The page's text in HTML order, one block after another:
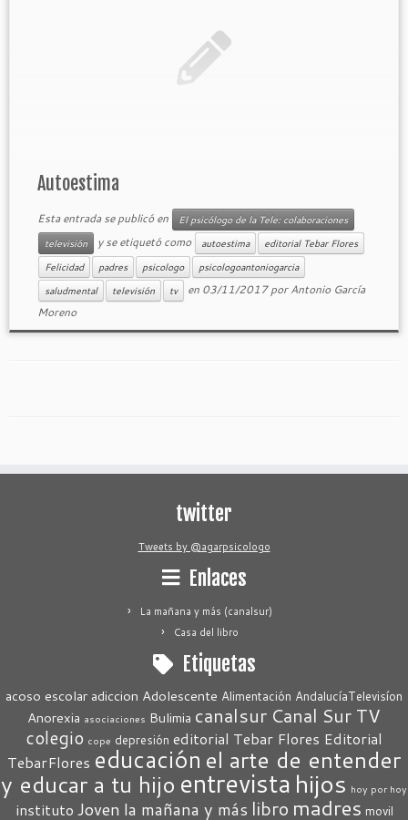
Autoestima
Esta entrada se publicó en
El psicólogo de la Tele: colaboraciones
televisión
y se etiquetó como autoestima
editorial Tebar Flores
Felicidad
padres psicologo
psicologoantoniogarcia
saludmental
televisión tv en 03/11/2017 porAntonio García
Moreno
twitter
Tweets by @agarpsicologo
Enlaces
La mañana y más (canalsur)
Casa del libro
Etiquetas
acoso escolar adiccion Adolescente Alimentación AndalucíaTelevisíon
Anorexia asociaciones Bulimia canalsur Canal Sur TV
colegio cope depresión editorial Tebar Flores Editorial
TebarFlores educación el arte de entender
y educar a tu hijo entrevista hijos hoy por hoy
instituto Joven la mañana y más libro madres movil